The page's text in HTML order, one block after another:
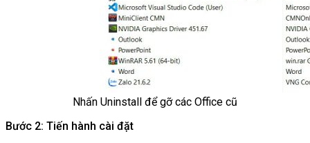
Nhấn Uninstall để gỡ các Office cũ
Bước 2: Tiến hành cài đặt